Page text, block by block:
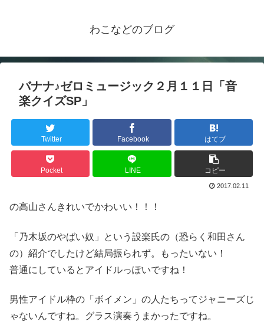
わこなどのブログ
バナナ♪ゼロミュージック２月１１日「音
楽クイズSP」
Twitter Facebook はてブ
Pocket LINE コピー
2017.02.11
の高山さんきれいでかわいい！！！
「乃木坂のやばい奴」という設楽氏の（恐らく和田さん
の）紹介でしたけど結局振られず。もったいない！
普通にしているとアイドルっぽいですね！
男性アイドル枠の「ボイメン」の人たちってジャニーズじ
ゃないんですね。グラス演奏うまかったですね。